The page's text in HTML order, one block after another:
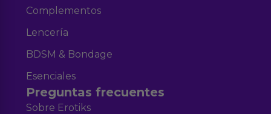
Complementos
Lencería
BDSM & Bondage
Esenciales
Preguntas frecuentes
Sobre Erotiks